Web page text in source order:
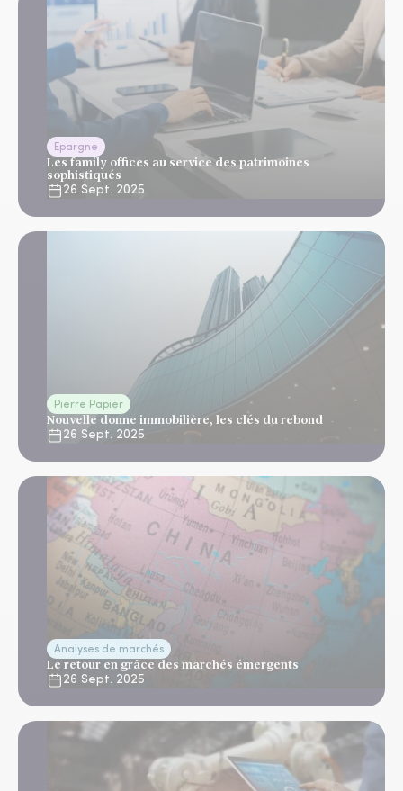
Epargne
Les family offices au service des patrimoines
sophistiqués
26 Sept. 2025
Pierre Papier
Nouvelle donne immobilière, les clés du rebond
26 Sept. 2025
Analyses de marchés
Le retour en grâce des marchés émergents
26 Sept. 2025